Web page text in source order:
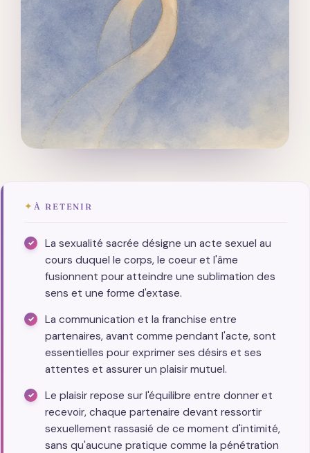
✦ À RETENIR
La sexualité sacrée désigne un acte sexuel au
cours duquel le corps, le coeur et l'âme
fusionnent pour atteindre une sublimation des
sens et une forme d'extase.
La communication et la franchise entre
partenaires, avant comme pendant l'acte, sont
essentielles pour exprimer ses désirs et ses
attentes et assurer un plaisir mutuel.
Le plaisir repose sur l'équilibre entre donner et
recevoir, chaque partenaire devant ressortir
sexuellement rassasié de ce moment d'intimité,
sans qu'aucune pratique comme la pénétration